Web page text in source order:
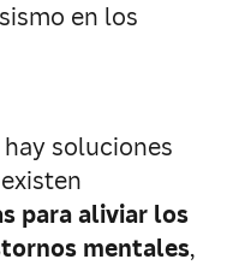
en los
soluciones
para aliviar los
mentales,